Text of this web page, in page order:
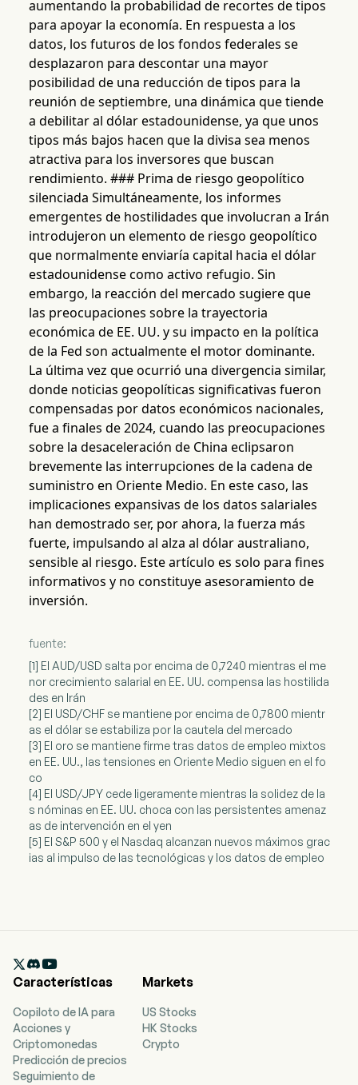
aumentando la probabilidad de recortes de tipos
para apoyar la economía. En respuesta a los
datos, los futuros de los fondos federales se
desplazaron para descontar una mayor
posibilidad de una reducción de tipos para la
reunión de septiembre, una dinámica que tiende
a debilitar al dólar estadounidense, ya que unos
tipos más bajos hacen que la divisa sea menos
atractiva para los inversores que buscan
rendimiento. ### Prima de riesgo geopolítico
silenciada Simultáneamente, los informes
emergentes de hostilidades que involucran a Irán
introdujeron un elemento de riesgo geopolítico
que normalmente enviaría capital hacia el dólar
estadounidense como activo refugio. Sin
embargo, la reacción del mercado sugiere que
las preocupaciones sobre la trayectoria
económica de EE. UU. y su impacto en la política
de la Fed son actualmente el motor dominante.
La última vez que ocurrió una divergencia similar,
donde noticias geopolíticas significativas fueron
compensadas por datos económicos nacionales,
fue a finales de 2024, cuando las preocupaciones
sobre la desaceleración de China eclipsaron
brevemente las interrupciones de la cadena de
suministro en Oriente Medio. En este caso, las
implicaciones expansivas de los datos salariales
han demostrado ser, por ahora, la fuerza más
fuerte, impulsando al alza al dólar australiano,
sensible al riesgo. Este artículo es solo para fines
informativos y no constituye asesoramiento de
inversión.
fuente:
[1] El AUD/USD salta por encima de 0,7240 mientras el me
nor crecimiento salarial en EE. UU. compensa las hostilida
des en Irán
[2] El USD/CHF se mantiene por encima de 0,7800 mientr
as el dólar se estabiliza por la cautela del mercado
[3] El oro se mantiene firme tras datos de empleo mixtos
en EE. UU., las tensiones en Oriente Medio siguen en el fo
co
[4] El USD/JPY cede ligeramente mientras la solidez de la
s nóminas en EE. UU. choca con las persistentes amenaz
as de intervención en el yen
[5] El S&P 500 y el Nasdaq alcanzan nuevos máximos grac
ias al impulso de las tecnológicas y los datos de empleo

Características
Copiloto de IA para
Acciones y
Criptomonedas
Predicción de precios
Seguimiento de
Markets
US Stocks
HK Stocks
Crypto